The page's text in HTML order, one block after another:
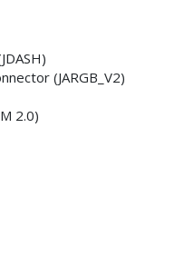
(JARGB_V2)
2.0)